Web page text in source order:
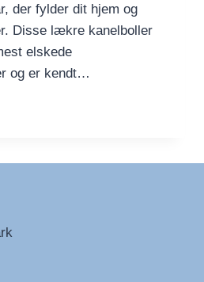
der fylder dit hjem og
Disse lækre kanelboller
elskede
og er kendt…